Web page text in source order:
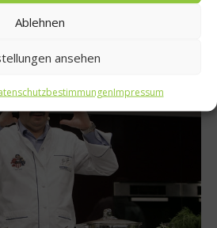
Ablehnen
ansehen
Impressum